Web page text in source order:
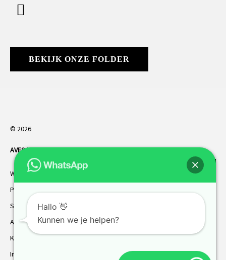
BEKIJK ONZE FOLDER
© 2026
AVES HORREN. Alle rechten voorbehouden.
Webdesign Vanoo Media
Privacybeleid
Sitemap
AVES garantie
Klantenservice
Inmeten
Hallo 👋
Kunnen we je helpen?